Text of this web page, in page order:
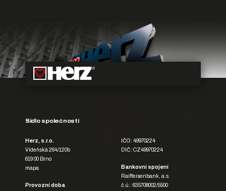
Sídlo společnosti
Herz, s.r.o.
Vídeňská 264/120b
619 00 Brno
mapa
Provozní doba
IČO: 49970224
DIČ: CZ49970224
Bankovní spojení
Raiffeisenbank, a.s.
č.ú.: 635708002/5500